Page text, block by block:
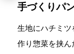
手づくりパ
生地にハチミ
作り惣菜を挟